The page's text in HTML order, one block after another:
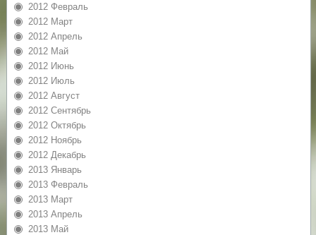
2012 Февраль
2012 Март
2012 Апрель
2012 Май
2012 Июнь
2012 Июль
2012 Август
2012 Сентябрь
2012 Октябрь
2012 Ноябрь
2012 Декабрь
2013 Январь
2013 Февраль
2013 Март
2013 Апрель
2013 Май